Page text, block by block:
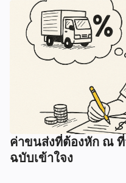
ค่าขนส่งที่ต้องหัก ณ ที่
ฉบับเข้าใจง